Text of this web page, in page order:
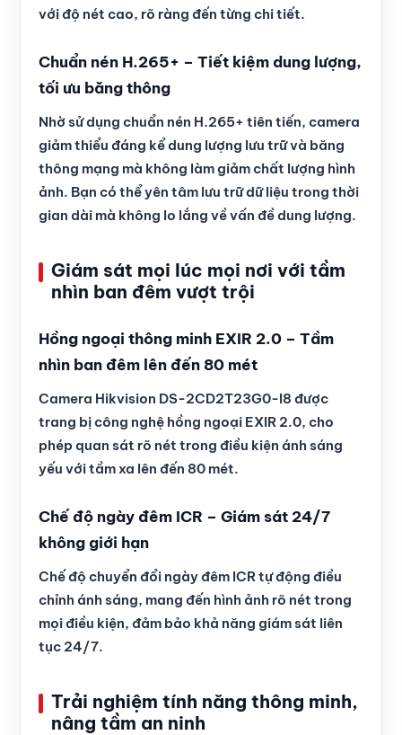
với độ nét cao, rõ ràng đến từng chi tiết.
Chuẩn nén H.265+ – Tiết kiệm dung lượng,
tối ưu băng thông
Nhờ sử dụng chuẩn nén H.265+ tiên tiến, camera
giảm thiểu đáng kể dung lượng lưu trữ và băng
thông mạng mà không làm giảm chất lượng hình
ảnh. Bạn có thể yên tâm lưu trữ dữ liệu trong thời
gian dài mà không lo lắng về vấn đề dung lượng.
Giám sát mọi lúc mọi nơi với tầm
nhìn ban đêm vượt trội
Hồng ngoại thông minh EXIR 2.0 – Tầm
nhìn ban đêm lên đến 80 mét
Camera Hikvision DS-2CD2T23G0-I8 được
trang bị công nghệ hồng ngoại EXIR 2.0, cho
phép quan sát rõ nét trong điều kiện ánh sáng
yếu với tầm xa lên đến 80 mét.
Chế độ ngày đêm ICR – Giám sát 24/7
không giới hạn
Chế độ chuyển đổi ngày đêm ICR tự động điều
chỉnh ánh sáng, mang đến hình ảnh rõ nét trong
mọi điều kiện, đảm bảo khả năng giám sát liên
tục 24/7.
Trải nghiệm tính năng thông minh,
nâng tầm an ninh